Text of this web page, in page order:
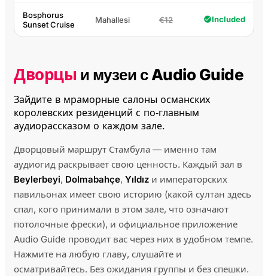
Bosphorus
Sunset Cruise
Mahallesi €12 Included
Дворцы и музеи с Audio Guide
Зайдите в мраморные салоны османских
королевских резиденций с по‑главным
аудиорассказом о каждом зале.
Дворцовый маршрут Стамбула — именно там
аудиогид раскрывает свою ценность. Каждый зал в
Beylerbeyi, Dolmabahçe, Yıldız и императорских
павильонах имеет свою историю (какой султан здесь
спал, кого принимали в этом зале, что означают
потолочные фрески), и официальное приложение
Audio Guide проводит вас через них в удобном темпе.
Нажмите на любую главу, слушайте и
осматривайтесь. Без ожидания группы и без спешки.